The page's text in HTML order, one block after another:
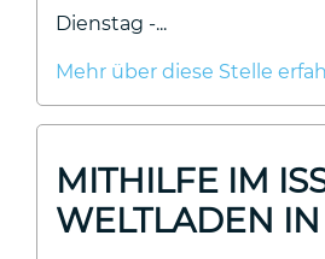
Dienstag -...
Mehr über diese Stelle
MITHILFE IM
WELTLADEN